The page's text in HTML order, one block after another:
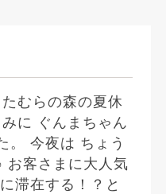
たむらの森の夏休
みに ぐんまちゃん
。 今夜は ちょう
お客さまに大人気
滞在する！？と